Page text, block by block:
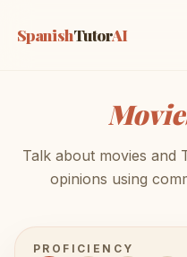
SpanishTutorAI
Talk about movies and
opinions using
PROFICIENCY